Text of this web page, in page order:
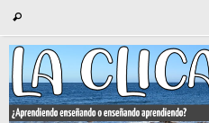
contenido
Buscar